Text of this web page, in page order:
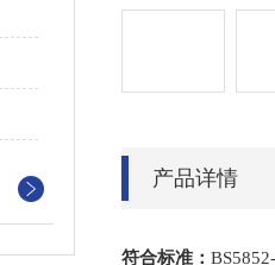
产品详情
符合标准 ：